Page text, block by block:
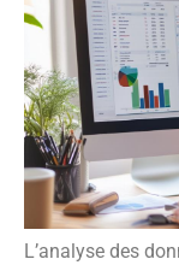
L’analyse des